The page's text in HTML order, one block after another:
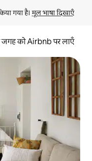
गया है। मूल भाषा दिखाएँ
को Airbnb पर लाएँ